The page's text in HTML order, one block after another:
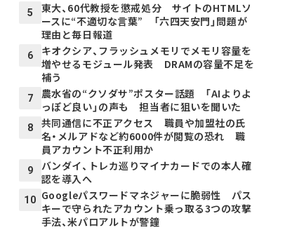
5
東大、60代教授を懲戒処分 サイトのHTMLソ
ースに“不適切な言葉” 「六四天安門」問題が
理由と毎日報道
6
キオクシア、フラッシュメモリでメモリ容量を
増やせるモジュール発表 DRAMの容量不足を
補う
7
農水省の“クソダサ”ポスター話題 「AIよりよ
っぽど良い」の声も 担当者に狙いを聞いた
8
共同通信に不正アクセス 職員や加盟社の氏
名・メルアドなど約6000件が閲覧の恐れ 職
員アカウント不正利用か
9
バンダイ、トレカ巡りマイナカードでの本人確
認を導入へ
10 Googleパスワードマネジャーに脆弱性 パス
キーで守られたアカウント乗っ取る3つの攻撃
手法、米パロアルトが警鐘